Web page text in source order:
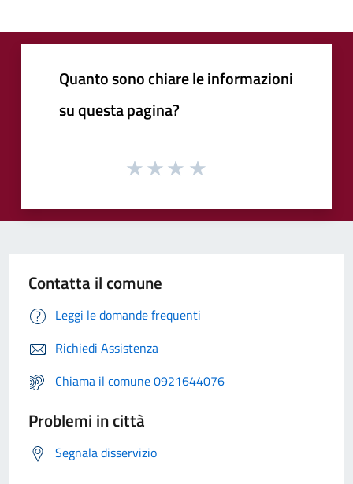
Quanto sono chiare le informazioni
su questa pagina?
Contatta il comune
Leggi le domande frequenti
Richiedi Assistenza
Chiama il comune 0921644076
Problemi in città
Segnala disservizio